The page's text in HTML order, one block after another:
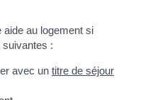
au logement si
:
avec un titre de séjour